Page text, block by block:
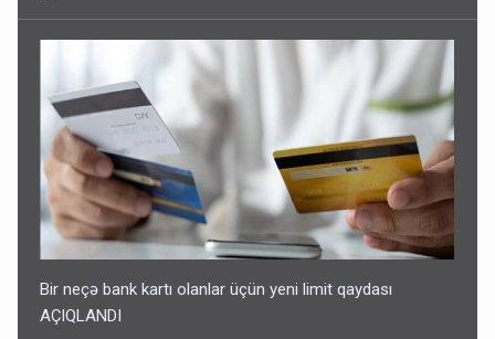
Bir neçə bank kartı olanlar üçün yeni limit qaydası
AÇIQLANDI